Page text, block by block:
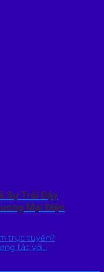
Sự Trỗi Dậy
Mại Điện
trực tuyến?
tác với...